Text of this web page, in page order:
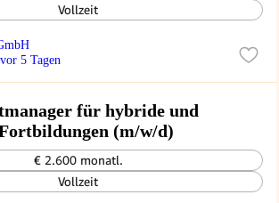
Vollzeit
| vor 5 Tagen
für hybride und
(m/w/d)
€ 2.600 monatl.
Vollzeit